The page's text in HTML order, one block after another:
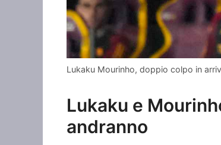
Lukaku Mourinho, doppio colpo in
Lukaku e
andranno